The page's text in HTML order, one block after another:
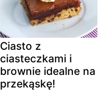
Ciasto z
ciasteczkami i
brownie idealne na
przekąskę!